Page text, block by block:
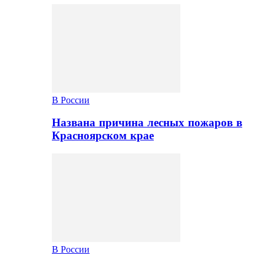
В России
Названа причина лесных пожаров в
Красноярском крае
В России